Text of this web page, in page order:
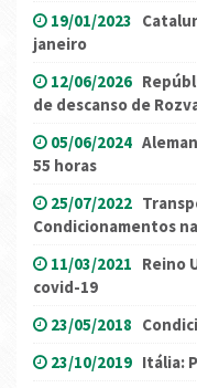
19/01/2023
janeiro
12/06/2026
de descanso de
05/06/2024
55 horas
25/07/2022
Condicionamentos
11/03/2021 Reino
covid-19
23/05/2018
23/10/2019 Itália: